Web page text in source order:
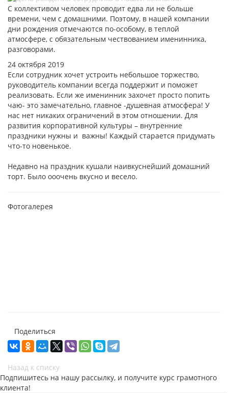
С коллективом человек проводит едва ли не больше
времени, чем с домашними. Поэтому, в нашей компании
дни рождения отмечаются по-особому, в теплой
атмосфере, с обязательным чествованием именинника,
разговорами.
24 октября 2019
Если сотрудник хочет устроить небольшое торжество,
руководитель компании всегда поддержит и поможет
реализовать. Если же именинник захочет просто попить
чаю- это замечательно, главное -душевная атмосфера! У
нас нет никаких ограничений в этом отношении. Для
развития корпоративной культуры – внутренние
праздники нужны и важны! Каждый старается придумать
что-то новенькое.
Недавно на праздник кушали наивкуснейший домашний
торт. Было ооочень вкусно и весело.
Фотогалерея
Поделиться
Назад к списку
Подпишитесь на нашу рассылку, и получите курс грамотного
клиента!